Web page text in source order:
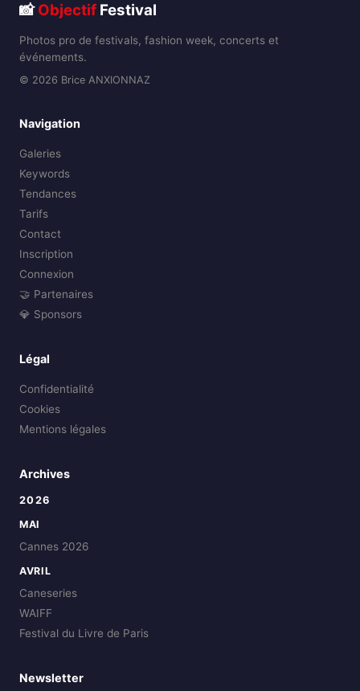
📸Objectif Festival
Photos pro de festivals, fashion week, concerts et
événements.
© 2026 Brice ANXIONNAZ
Navigation
Galeries
Keywords
Tendances
Tarifs
Contact
Inscription
Connexion
🤝 Partenaires
💎 Sponsors
Légal
Confidentialité
Cookies
Mentions légales
Archives
2026
MAI
Cannes 2026
AVRIL
Caneseries
WAIFF
Festival du Livre de Paris
Newsletter